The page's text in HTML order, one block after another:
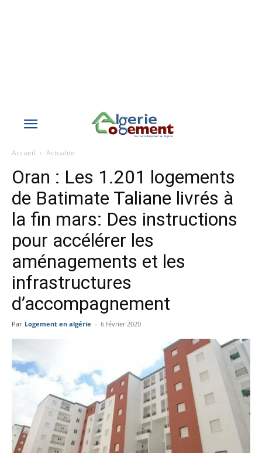
Accueil Actualite
Oran : Les 1.201 logements
de Batimate Taliane livrés à
la fin mars: Des instructions
pour accélérer les
aménagements et les
infrastructures
d’accompagnement
Par Logement en algérie - 6 février 2020